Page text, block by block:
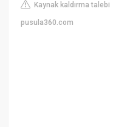
Kaynak kaldırma talebi
pusula360.com